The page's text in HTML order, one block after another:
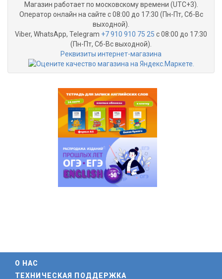
Магазин работает по московскому времени (UTC+3).
Оператор онлайн на сайте с 08:00 до 17:30 (Пн-Пт, Сб-Вс
выходной).
Viber, WhatsApp, Telegram +7 910 910 75 25 с 08:00 до 17:30
(Пн-Пт, Сб-Вс выходной).
Реквизиты интернет-магазина
О НАС
ТЕХНИЧЕСКАЯ ПОДДЕРЖКА